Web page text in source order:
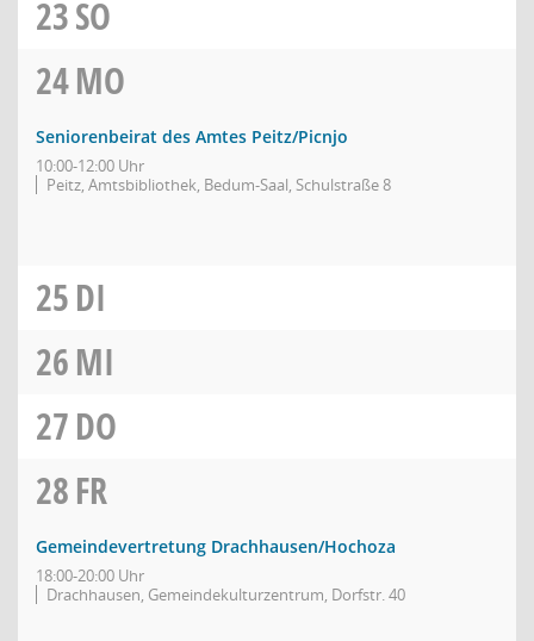
23SO
24MO
Seniorenbeirat des Amtes Peitz/Picnjo
10:00-12:00 Uhr
Peitz, Amtsbibliothek, Bedum-Saal, Schulstraße 8
25DI
26MI
27DO
28FR
Gemeindevertretung Drachhausen/Hochoza
18:00-20:00 Uhr
Drachhausen, Gemeindekulturzentrum, Dorfstr. 40